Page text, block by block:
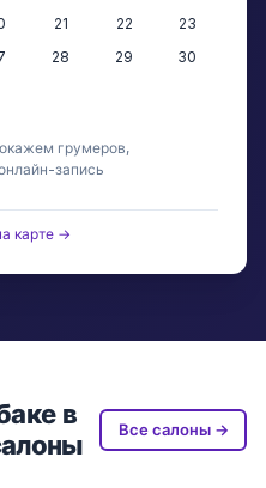
21 22
23
28 29
30
грумеров,
запись
карте →
в
Все салоны →